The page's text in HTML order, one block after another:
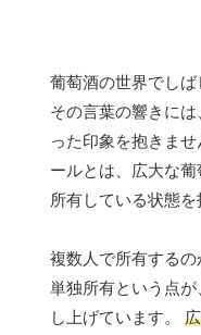
葡萄酒の世界でしば
その言葉の響きに
った印象を抱きま
ールとは、広大な
所有している状態を
複数人で所有する
単独所有という点
し上げています。